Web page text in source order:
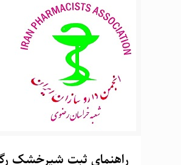
راهنمای ثبت شیرخشک